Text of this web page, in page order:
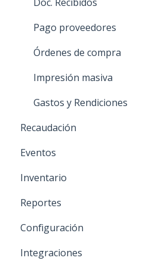
Boletas
Notas de crédito
Notas de débito
Cesiones (factoring)
General
Impresión masiva
General
Pago proveedores
Órdenes de compra
Impresión masiva
Gastos y Rendiciones
Recaudación
Funcionalidades
Configuración
Eventos
Inventario
Movimientos de inventario
Movimientos de bodega
Configuración
Reportes
Reportes de venta
Reportes de compra
Configuración
Proveedores
Integraciones